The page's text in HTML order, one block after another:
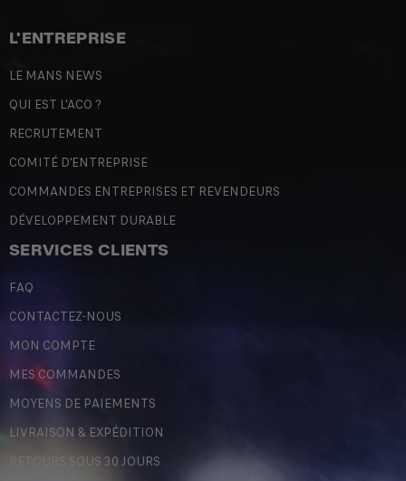
L'ENTREPRISE
LE MANS NEWS
QUI EST L'ACO ?
RECRUTEMENT
COMITÉ D'ENTREPRISE
COMMANDES ENTREPRISES ET REVENDEURS
DÉVELOPPEMENT DURABLE
SERVICES CLIENTS
FAQ
CONTACTEZ-NOUS
MON COMPTE
MES COMMANDES
MOYENS DE PAIEMENTS
LIVRAISON & EXPÉDITION
RETOURS SOUS 30 JOURS